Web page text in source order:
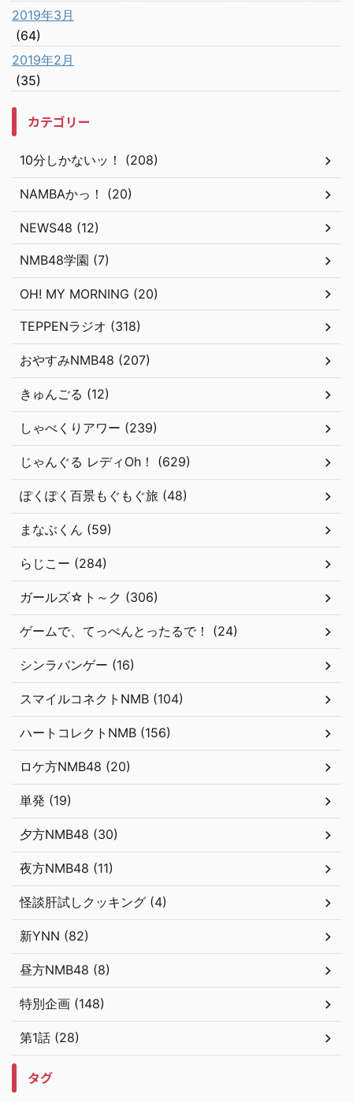
2019年3月
(64)
2019年2月
(35)
カテゴリー
10分しかないッ！ (208)
NAMBAかっ！ (20)
NEWS48 (12)
NMB48学園 (7)
OH! MY MORNING (20)
TEPPENラジオ (318)
おやすみNMB48 (207)
きゅんごる (12)
しゃべくりアワー (239)
じゃんぐる レディOh！ (629)
ぽくぽく百景もぐもぐ旅 (48)
まなぶくん (59)
らじこー (284)
ガールズ☆ト～ク (306)
ゲームで、てっぺんとったるで！ (24)
シンラバンゲー (16)
スマイルコネクトNMB (104)
ハートコレクトNMB (156)
ロケ方NMB48 (20)
単発 (19)
夕方NMB48 (30)
夜方NMB48 (11)
怪談肝試しクッキング (4)
新YNN (82)
昼方NMB48 (8)
特別企画 (148)
第1話 (28)
タグ